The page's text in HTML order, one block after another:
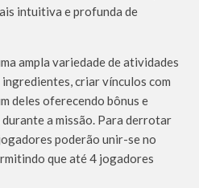
intuitiva e profunda de
ampla variedade de atividades
criar vínculos com
deles oferecendo bônus e
a missão. Para derrotar
poderão unir-se no
que até 4 jogadores